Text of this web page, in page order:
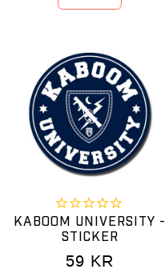
KABOOM UNIVERSITY -
STICKER
59 KR